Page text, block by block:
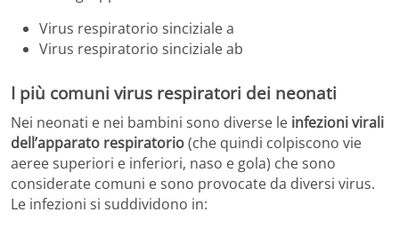
Virus respiratorio sinciziale a
Virus respiratorio sinciziale ab
I più comuni virus respiratori dei neonati
Nei neonati e nei bambini sono diverse le infezioni virali
dell’apparato respiratorio(che quindi colpiscono vie
aeree superiori e inferiori, naso e gola) che sono
considerate comuni e sono provocate da diversi virus.
Le infezioni si suddividono in: